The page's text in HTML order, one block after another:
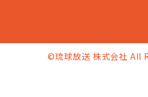
©琉球放送 株式会社 All